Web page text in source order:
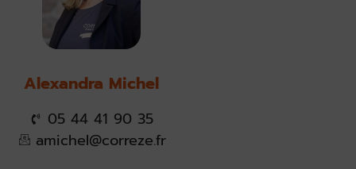
Alexandra Michel
05 44 41 90 35
amichel@correze.fr